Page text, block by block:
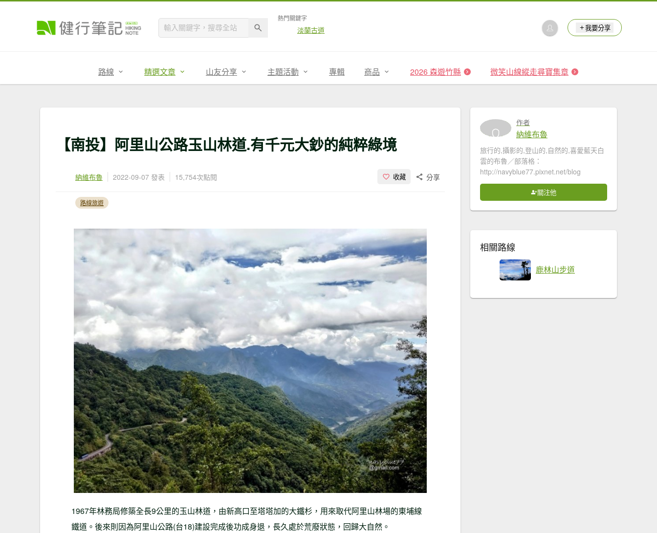
熱門關鍵字
淡蘭古道 我要分享
路線 精選文章 山友分享 主題活動 專輯 商品 2026 森遊竹縣 微笑山線縱走尋寶集章
【南投】阿里山公路玉山林道.有千元大鈔的純粹綠境
納維布魯 2022-09-07 發表 15,754次點閱 收藏 分享
路線旅遊
1967年林務局修築全長9公里的玉山林道，由新高口至塔塔加的大鐵杉，用來取代阿里山林場的東埔線
鐵道。後來則因為阿里山公路(台18)建設完成後功成身退，長久處於荒廢狀態，回歸大自然。
作者
納維布魯
旅行的,攝影的,登山的,自然的,喜愛藍天白
雲的布魯／部落格：
http://navyblue77.pixnet.net/blog
關注他
相關路線
鹿林山步道